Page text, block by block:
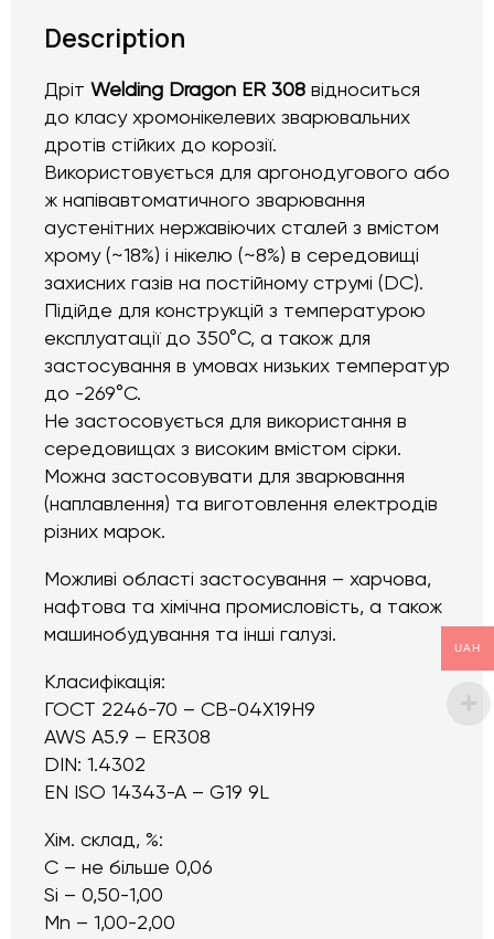
Description
Дріт Welding Dragon ER 308 відноситься
до класу хромонікелевих зварювальних
дротів стійких до корозії.
Використовується для аргонодугового або
ж напівавтоматичного зварювання
аустенітних нержавіючих сталей з вмістом
хрому (~18%) і нікелю (~8%) в середовищі
захисних газів на постійному струмі (DC).
Підійде для конструкцій з температурою
експлуатації до 350°C, а також для
застосування в умовах низьких температур
до -269°C.
Не застосовується для використання в
середовищах з високим вмістом сірки.
Можна застосовувати для зварювання
(наплавлення) та виготовлення електродів
різних марок.
Можливі області застосування – харчова,
нафтова та хімічна промисловість, а також
машинобудування та інші галузі.
Класифікація:
ГОСТ 2246-70 – СВ-04Х19Н9
AWS A5.9 – ER308
DIN: 1.4302
EN ISO 14343-A – G19 9L
Хім. склад, %:
C – не більше 0,06
Si – 0,50-1,00
Mn – 1,00-2,00
UAH